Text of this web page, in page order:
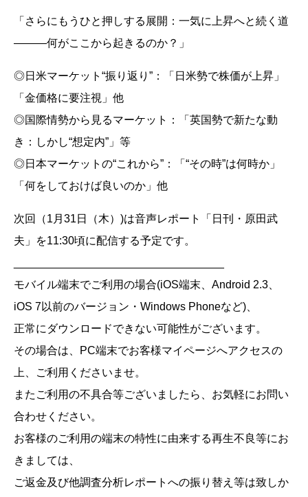
「さらにもうひと押しする展開：一気に上昇へと続く道
―――何がここから起きるのか？」
◎日米マーケット“振り返り”：「日米勢で株価が上昇」
「金価格に要注視」他
◎国際情勢から見るマーケット：「英国勢で新たな動
き：しかし“想定内”」等
◎日本マーケットの“これから”：「“その時”は何時か」
「何をしておけば良いのか」他
次回（1月31日（木）)は音声レポート「日刊・原田武
夫」を11:30頃に配信する予定です。
モバイル端末でご利用の場合(iOS端末、Android 2.3、
iOS 7以前のバージョン・Windows Phoneなど)、
正常にダウンロードできない可能性がございます。
その場合は、PC端末でお客様マイページへアクセスの
上、ご利用くださいませ。
またご利用の不具合等ございましたら、お気軽にお問い
合わせください。
お客様のご利用の端末の特性に由来する再生不良等にお
きましては、
ご返金及び他調査分析レポートへの振り替え等は致しか